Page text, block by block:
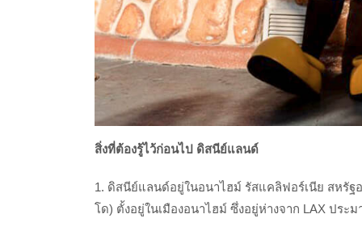
สิ่งที่ต้องรู้ไว้ก่อนไป ดิสนีย์แลนด์
1. ดิสนีย์แลนด์อยู่ในอนาไฮม์ รัสแคลิฟอร์เนีย สหรัฐ
โด) ตั้งอยู่ในเมืองอนาไฮม์ ซึ่งอยู่ห่างจาก LAX ประ